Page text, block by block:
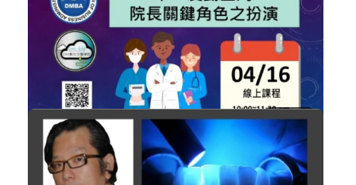
掌握醫病關係的關鍵法則，大客戶就在...
經營管理 加入購物車
購買後有效期限：2026-09-06
2980
NT$900
牽一髮動全局，院長關鍵角色之扮演
經營管理 加入購物車